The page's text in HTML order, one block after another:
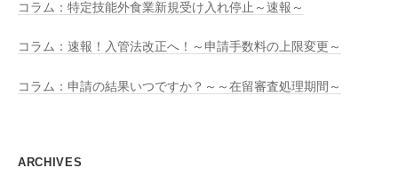
コラム：特定技能外食業新規受け入れ停止～速報～
コラム：速報！入管法改正へ！～申請手数料の上限変更～
コラム：申請の結果いつですか？～～在留審査処理期間～
ARCHIVES